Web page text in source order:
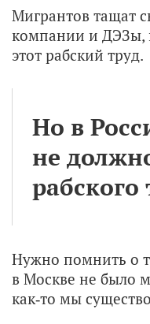
Мигрантов тащат
компании и ДЭЗы,
этот рабский труд.
Но в
не
рабского
Нужно помнить о
в Москве не было
как‑то мы